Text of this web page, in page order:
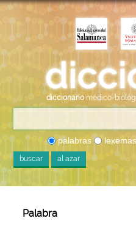
diccionario médico-
palabras lexemas
buscar al azar
Palabra